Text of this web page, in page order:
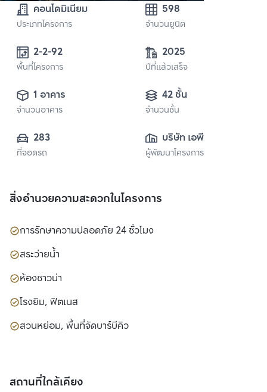
คอนโดมิเนียม
ประเภทโครงการ
598
จำนวนยูนิต
2-2-92
พื้นที่โครงการ
2025
ปีที่แล้วเสร็จ
1 อาคาร
จำนวนอาคาร
42 ชั้น
จำนวนชั้น
283
ที่จอดรถ
บริษัท เอพี เอ็มอี 16
จำกัด
ผู้พัฒนาโครงการ
สิ่งอำนวยความสะดวกในโครงการ
การรักษาความปลอดภัย 24 ชั่วโมง
สระว่ายน้ำ
ห้องซาวน่า
โรงยิม, ฟิตเนส
สวนหย่อม, พื้นที่จัดบาร์บีคิว
สถานที่ใกล้เคียง